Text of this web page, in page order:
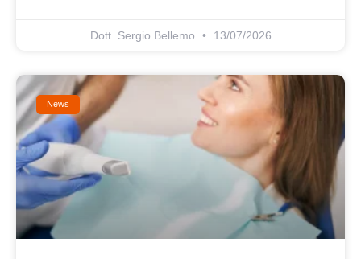
Dott. Sergio Bellemo 13/07/2026
News